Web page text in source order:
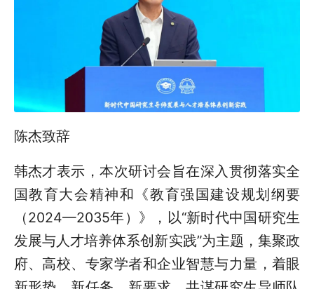
陈杰致辞
韩杰才表示，本次研讨会旨在深入贯彻落实全
国教育大会精神和《教育强国建设规划纲要
（2024—2035年）》，以“新时代中国研究生
发展与人才培养体系创新实践”为主题，集聚政
府、高校、专家学者和企业智慧与力量，着眼